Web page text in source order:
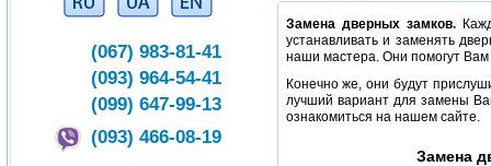
(067) 983-81-41
(093) 964-54-41
(099) 647-99-13
(093) 466-08-19
Замена дверных замков.
устанавливать и заменять
наши мастера. Они помогут
Конечно же, они будут
лучший вариант для замены
ознакомиться на нашем сайте.
Замена